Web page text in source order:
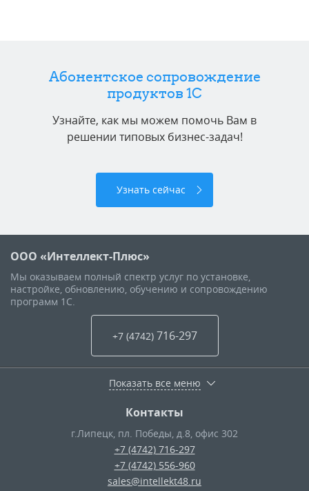
Абонентское сопровождение
продуктов 1C
Узнайте, как мы можем помочь Вам в
решении типовых бизнес-задач!
Узнать сейчас
ООО «Интеллект-Плюс»
Мы оказываем полный спектр услуг по установке,
настройке, обновлению, обучению и сопровождению
программ 1С.
+7 (4742) 716-297
Показать все меню
Контакты
г.Липецк пл. Победы, д.8, офис 302
+7 (4742) 716-297
+7 (4742) 556-960
sales@intellekt48.ru